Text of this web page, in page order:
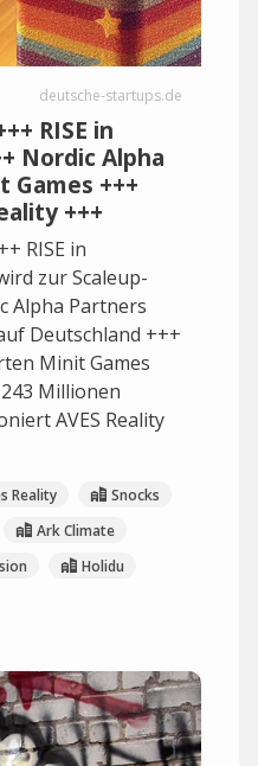
deutsche-startups.de
RISE in
Nordic Alpha
Games +++
+++
RISE in
zur Scaleup-
Alpha Partners
Deutschland +++
Minit Games
Millionen
AVES Reality
Reality
Snocks
Ark Climate
Holidu